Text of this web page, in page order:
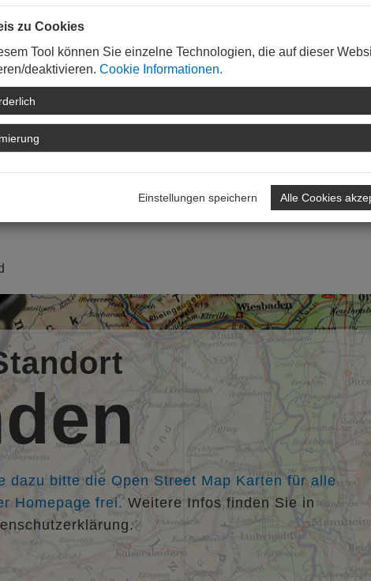
BAUKONTOR hrp Hausch | Radtke | Partner, Karlsruhe,
dazu bitte die Open Street Map Karten für alle
Homepage frei.Weitere Infos finden Sie in
zu Cookies
Tool können Sie einzelne Technologien, die auf dieser
deaktivieren. Cookie Informationen.
Einstellungen speichern Alle Cookies